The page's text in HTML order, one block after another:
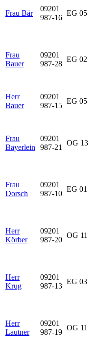
Frau Bär
09201
987-16
EG 05
Frau
Bauer
09201
987-28
EG 02
Herr
Bauer
09201
987-15
EG 05
Frau
Bayerlein
09201
987-21
OG 13
Frau
Dorsch
09201
987-10
EG 01
Herr
Körber
09201
987-20
OG 11
Herr
Krug
09201
987-13
EG 03
Herr
Lautner
09201
987-19
OG 11